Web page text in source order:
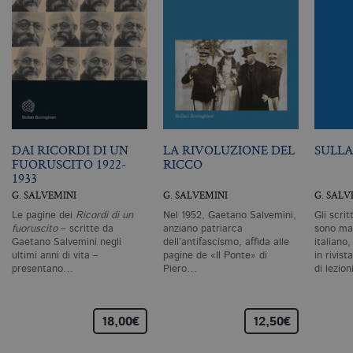
DAI RICORDI DI UN
FUORUSCITO 1922-
1933
G. SALVEMINI
Le pagine dei Ricordi di un
fuoruscito– scritte da
Gaetano Salvemini negli
ultimi anni di vita –
presentano…
18,00€
LA RIVOLUZIONE DEL
RICCO
G. SALVEMINI
Nel 1952, Gaetano Salvemini,
anziano patriarca
dell’antifascismo, affida alle
pagine de «Il Ponte» di
Piero…
12,50€
G.
Gli
sono
italiano,
in
di
I cookie tecnici sono strettamente
necessari, consentono la funzionalità
del sito Web principale come l'accesso
degli utenti e la gestione dell'account. Il
sito Web non può essere utilizzato
correttamente senza i cookie
strettamente necessari. Col rispetto
delle condizioni previste dal Garante, i
cookie analitici sono equiparati ai
tecnici e dunque non necessitano del
consenso.
Nome Dominio Scadenza